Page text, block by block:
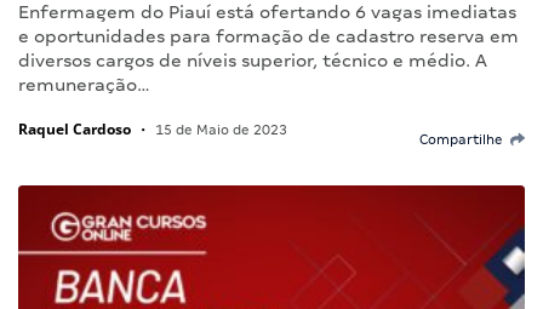
Enfermagem do Piauí está ofertando 6 vagas imediatas
e oportunidades para formação de cadastro reserva em
diversos cargos de níveis superior, técnico e médio. A
remuneração…
Raquel Cardoso • 15 de Maio de 2023
Compartilhe